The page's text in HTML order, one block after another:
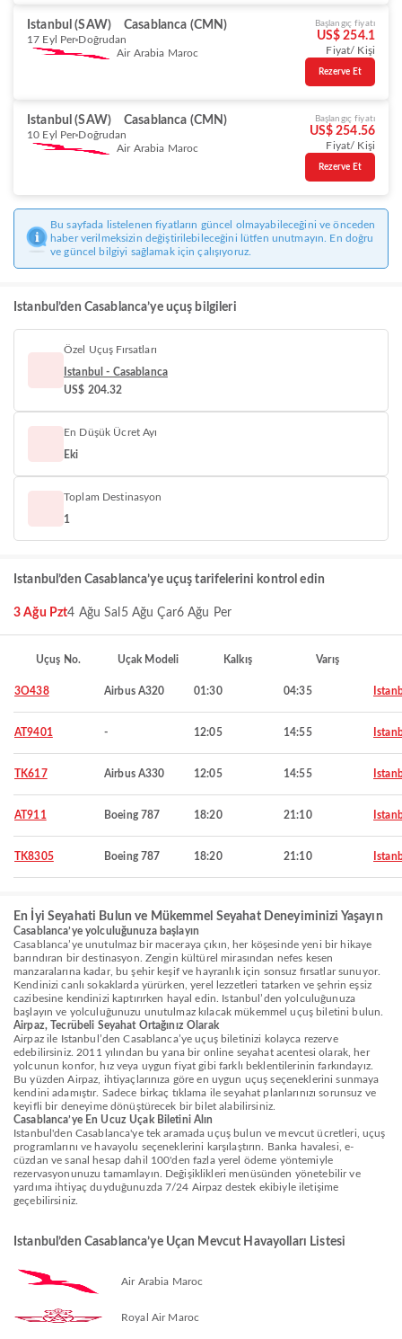
Istanbul (SAW) Casablanca (CMN)
17 Eyl Per Doğrudan
Air Arabia Maroc
Başlangıç fiyatı
US$ 254.1
Fiyat/ Kişi
Rezerve Et
Istanbul (SAW) Casablanca (CMN)
10 Eyl Per Doğrudan
Air Arabia Maroc
Başlangıç fiyatı
US$ 254.56
Fiyat/ Kişi
Rezerve Et
Bu sayfada listelenen fiyatların güncel olmayabileceğini ve önceden
haber verilmeksizin değiştirilebileceğini lütfen unutmayın. En doğru
ve güncel bilgiyi sağlamak için çalışıyoruz.
Istanbul’den Casablanca’ye uçuş bilgileri
Özel Uçuş Fırsatları
Istanbul - Casablanca
US$ 204.32
En Düşük Ücret Ayı
Eki
Toplam Destinasyon
1
Istanbul’den Casablanca’ye uçuş tarifelerini kontrol edin
3 Ağu Pzt4 Ağu Sal 5 Ağu Çar6 Ağu Per
Uçuş No. Uçak Modeli Kalkış Varış
3O438 Airbus A320 01:30 04:35
AT9401 - 12:05 14:55
TK617 Airbus A330 12:05 14:55
AT911 Boeing 787 18:20 21:10
TK8305 Boeing 787 18:20 21:10
En İyi Seyahati Bulun ve Mükemmel Seyahat Deneyiminizi Yaşayın
Casablanca’ye yolculuğunuza başlayın
Casablanca’ye unutulmaz bir maceraya çıkın, her köşesinde yeni bir hikaye
barındıran bir destinasyon. Zengin kültürel mirasından nefes kesen
manzaralarına kadar, bu şehir keşif ve hayranlık için sonsuz fırsatlar sunuyor.
Kendinizi canlı sokaklarda yürürken, yerel lezzetleri tatarken ve şehrin eşsiz
cazibesine kendinizi kaptırırken hayal edin. Istanbul’den yolculuğunuza
başlayın ve yolculuğunuzu unutulmaz kılacak mükemmel uçuş biletini bulun.
Airpaz, Tecrübeli Seyahat Ortağınız Olarak
Airpaz ile Istanbul’den Casablanca’ye uçuş biletinizi kolayca rezerve
edebilirsiniz. 2011 yılından bu yana bir online seyahat acentesi olarak, her
yolcunun konfor, hız veya uygun fiyat gibi farklı beklentilerinin farkındayız.
Bu yüzden Airpaz, ihtiyaçlarınıza göre en uygun uçuş seçeneklerini sunmaya
kendini adamıştır. Sadece birkaç tıklama ile seyahat planlarınızı sorunsuz ve
keyifli bir deneyime dönüştürecek bir bilet alabilirsiniz.
Casablanca’ye En Ucuz Uçak Biletini Alın
Istanbul'den Casablanca'ye tek aramada uçuş bulun ve mevcut ücretleri, uçuş
programlarını ve havayolu seçeneklerini karşılaştırın. Banka havalesi, e-
cüzdan ve sanal hesap dahil 100'den fazla yerel ödeme yöntemiyle
rezervasyonunuzu tamamlayın. Değişiklikleri menüsünden yönetebilir ve
yardıma ihtiyaç duyduğunuzda 7/24 Airpaz destek ekibiyle iletişime
geçebilirsiniz.
Istanbul’den Casablanca’ye Uçan Mevcut Havayolları Listesi
Air Arabia Maroc
Royal Air Maroc